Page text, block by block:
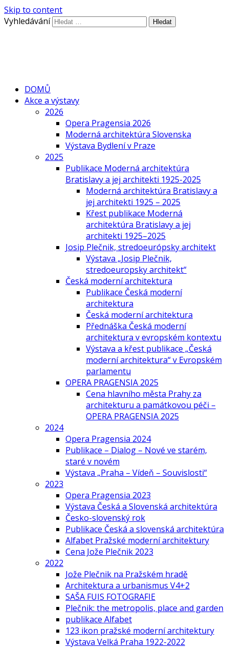
Skip to content
Vyhledávání
DOMŮ
Akce a výstavy
2026
Opera Pragensia 2026
Moderná architektúra Slovenska
Výstava Bydlení v Praze
2025
Publikace Moderná architektúra
Bratislavy a jej architekti 1925-2025
Moderná architektúra Bratislavy a
jej architekti 1925 – 2025
Křest publikace Moderná
architektúra Bratislavy a jej
architekti 1925–2025
Josip Plečnik, stredoeurópsky architekt
Výstava „Josip Plečnik,
stredoeuropsky architekt“
Česká moderní architektura
Publikace Česká moderní
architektura
Česká moderní architektura
Přednáška Česká moderní
architektura v evropském kontextu
Výstava a křest publikace „Česká
moderní architektura“ v Evropském
parlamentu
OPERA PRAGENSIA 2025
Cena hlavního města Prahy za
architekturu a památkovou péči –
OPERA PRAGENSIA 2025
2024
Opera Pragensia 2024
Publikace – Dialog – Nové ve starém,
staré v novém
Výstava „Praha – Vídeň – Souvislosti“
2023
Opera Pragensia 2023
Výstava Česká a Slovenská architektúra
Česko-slovenský rok
Publikace Česká a slovenská architektúra
Alfabet Pražské moderní architektury
Cena Jože Plečnik 2023
2022
Jože Plečnik na Pražském hradě
Architektura a urbanismus V4+2
SAŠA FUIS FOTOGRAFIE
Plečnik: the metropolis, place and garden
publikace Alfabet
123 ikon pražské moderní architektury
Výstava Velká Praha 1922-2022